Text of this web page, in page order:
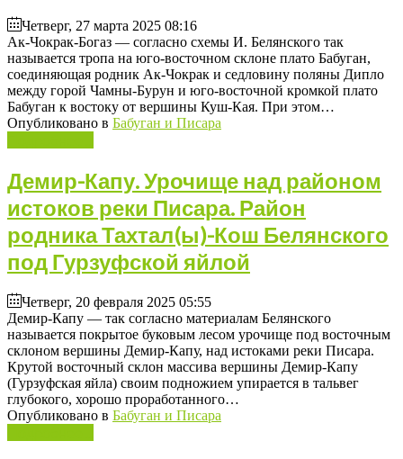
Четверг, 27 марта 2025 08:16
Ак-Чокрак-Богаз — согласно схемы И. Белянского так
называется тропа на юго-восточном склоне плато Бабуган,
соединяющая родник Ак-Чокрак и седловину поляны Дипло
между горой Чамны-Бурун и юго-восточной кромкой плато
Бабуган к востоку от вершины Куш-Кая. При этом…
Опубликовано в Бабуган и Писара
Демир-Капу. Урочище над районом
истоков реки Писара. Район
родника Тахтал(ы)-Кош Белянского
под Гурзуфской яйлой
Четверг, 20 февраля 2025 05:55
Демир-Капу — так согласно материалам Белянского
называется покрытое буковым лесом урочище под восточным
склоном вершины Демир-Капу, над истоками реки Писара.
Крутой восточный склон массива вершины Демир-Капу
(Гурзуфская яйла) своим подножием упирается в тальвег
глубокого, хорошо проработанного…
Опубликовано в Бабуган и Писара